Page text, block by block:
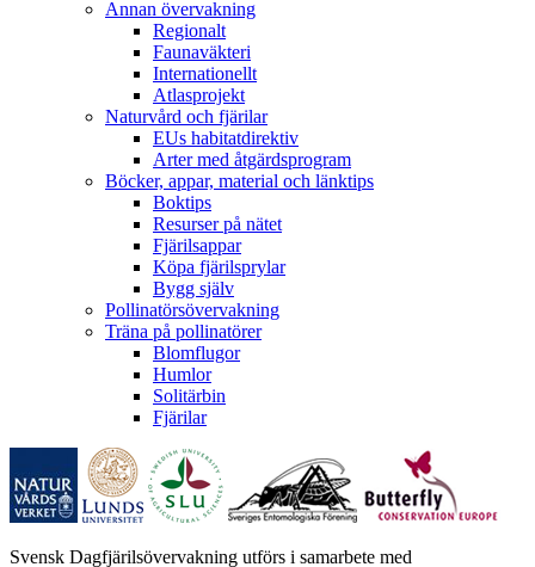
Annan övervakning
Regionalt
Faunaväkteri
Internationellt
Atlasprojekt
Naturvård och fjärilar
EUs habitatdirektiv
Arter med åtgärdsprogram
Böcker, appar, material och länktips
Boktips
Resurser på nätet
Fjärilsappar
Köpa fjärilsprylar
Bygg själv
Pollinatörsövervakning
Träna på pollinatörer
Blomflugor
Humlor
Solitärbin
Fjärilar
Svensk Dagfjärilsövervakning utförs i samarbete med